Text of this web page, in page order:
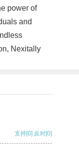
power of
and
Nexitally
支持[0] 反对[0]